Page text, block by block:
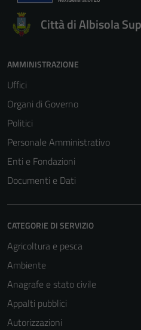
Città di Albisola
AMMINISTRAZIONE
Uffici
Organi di Governo
Politici
Personale Amministrativo
Enti e Fondazioni
Documenti e Dati
CATEGORIE DI SERVIZIO
Agricoltura e pesca
Ambiente
Anagrafe e stato civile
Appalti pubblici
Autorizzazioni